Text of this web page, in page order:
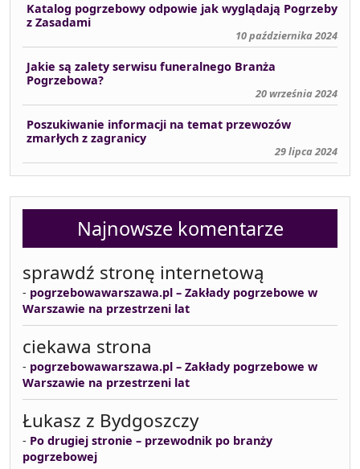
Katalog pogrzebowy odpowie jak wyglądają Pogrzeby
z Zasadami
10 października 2024
Jakie są zalety serwisu funeralnego Branża
Pogrzebowa?
20 września 2024
Poszukiwanie informacji na temat przewozów
zmarłych z zagranicy
29 lipca 2024
Najnowsze komentarze
sprawdź stronę internetową
- pogrzebowawarszawa.pl – Zakłady pogrzebowe w
Warszawie na przestrzeni lat
ciekawa strona
- pogrzebowawarszawa.pl – Zakłady pogrzebowe w
Warszawie na przestrzeni lat
Łukasz z Bydgoszczy
- Po drugiej stronie – przewodnik po branży
pogrzebowej